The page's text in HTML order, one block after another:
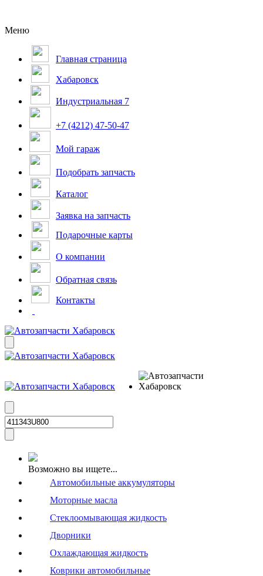
Меню
Главная страница
Хабаровск
Индустриальная 7
+7 (4212) 47-50-47
Мой гараж
Подобрать запчасть
Каталог
Заявка на запчасть
Подарочные карты
О компании
Обратная связь
Контакты
Возможно вы ищете...
Автомобильные аккумуляторы
Моторные масла
Стеклоомывающая жидкость
Дворники
Охлаждающая жидкость
Коврики автомобильные